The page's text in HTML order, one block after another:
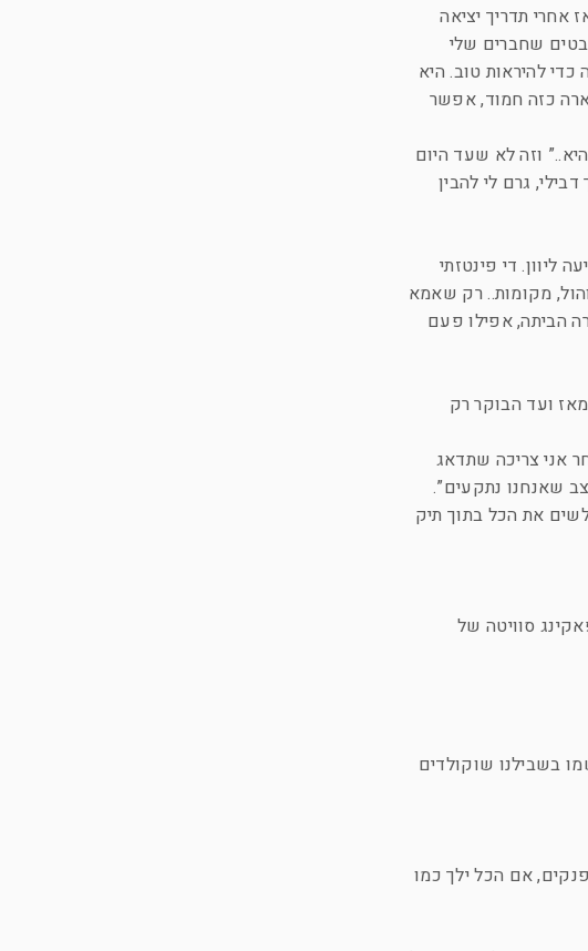
אחרי תדריך יציאה
שחברים שלי
להיראות טוב. היא
כזה חמוד, אפשר
וזה לא שעד היום
גרם לי להבין
ליוון. די פינטזתי
מקומות.. רק שאמא
הביתה, אפילו פעם
ועד הבוקר רק
אני צריכה שתדאג
שאנחנו נתקעים”.
את הכל בתוך תיק
סוויטה של
בשבילנו שוקולדים
50 אינץ’, שירותים ואמבטיה מפנקים, אם הכל ילך כמו